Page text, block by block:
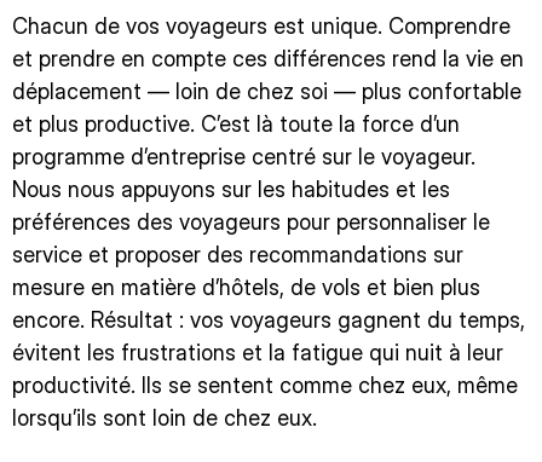
Chacun de vos voyageurs est unique. Comprendre
et prendre en compte ces différences rend la vie en
déplacement — loin de chez soi — plus confortable
et plus productive. C’est là toute la force d’un
programme d’entreprise centré sur le voyageur.
Nous nous appuyons sur les habitudes et les
préférences des voyageurs pour personnaliser le
service et proposer des recommandations sur
mesure en matière d’hôtels, de vols et bien plus
encore. Résultat : vos voyageurs gagnent du temps,
évitent les frustrations et la fatigue qui nuit à leur
productivité. Ils se sentent comme chez eux, même
lorsqu’ils sont loin de chez eux.